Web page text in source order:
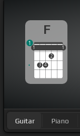
F
1
3 4
2
1
1 1
1
Guitar Piano